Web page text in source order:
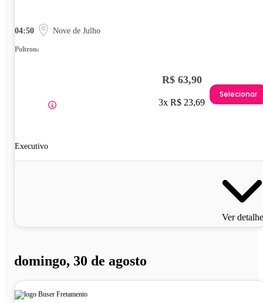
04:50 Nove de Julho
Poltrona
Executivo
R$ 63,90
3x R$ 23,69
Selecionar
Ver
domingo, 30 de agosto